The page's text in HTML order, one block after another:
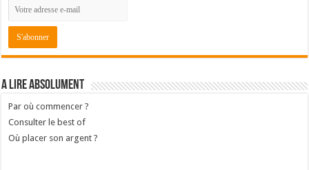
A lire absolument
Par où commencer ?
Consulter le best of
Où placer son argent ?